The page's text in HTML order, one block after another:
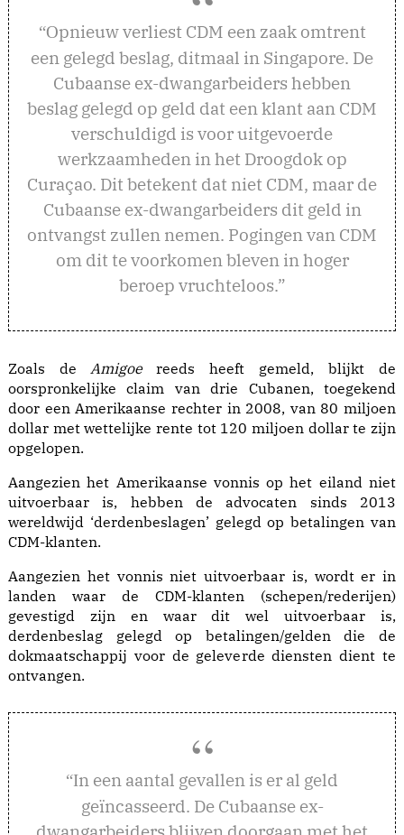
“Opnieuw verliest CDM een zaak omtrent
een gelegd beslag, ditmaal in Singapore. De
Cubaanse ex-dwangarbeiders hebben
beslag gelegd op geld dat een klant aan CDM
verschuldigd is voor uitgevoerde
werkzaamheden in het Droogdok op
Curaçao. Dit betekent dat niet CDM, maar de
Cubaanse ex-dwangarbeiders dit geld in
ontvangst zullen nemen. Pogingen van CDM
om dit te voorkomen bleven in hoger
beroep vruchteloos.”
Zoals de Amigoe reeds heeft gemeld, blijkt de
oorspronkelijke claim van drie Cubanen, toegekend
door een Amerikaanse rechter in 2008, van 80 miljoen
dollar met wettelijke rente tot 120 miljoen dollar te zijn
opgelopen.
Aangezien het Amerikaanse vonnis op het eiland niet
uitvoerbaar is, hebben de advocaten sinds 2013
wereldwijd ‘derdenbeslagen’ gelegd op betalingen van
CDM-klanten.
Aangezien het vonnis niet uitvoerbaar is, wordt er in
landen waar de CDM-klanten (schepen/rederijen)
gevestigd zijn en waar dit wel uitvoerbaar is,
derdenbeslag gelegd op betalingen/gelden die de
dokmaatschappij voor de geleverde diensten dient te
ontvangen.
“In een aantal gevallen is er al geld
geïncasseerd. De Cubaanse ex-